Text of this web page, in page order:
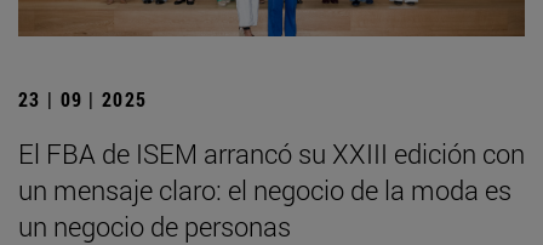
23 | 09 | 2025
El FBA de ISEM arrancó su XXIII edición con
un mensaje claro: el negocio de la moda es
un negocio de personas